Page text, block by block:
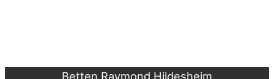
Betten Raymond Hildesheim